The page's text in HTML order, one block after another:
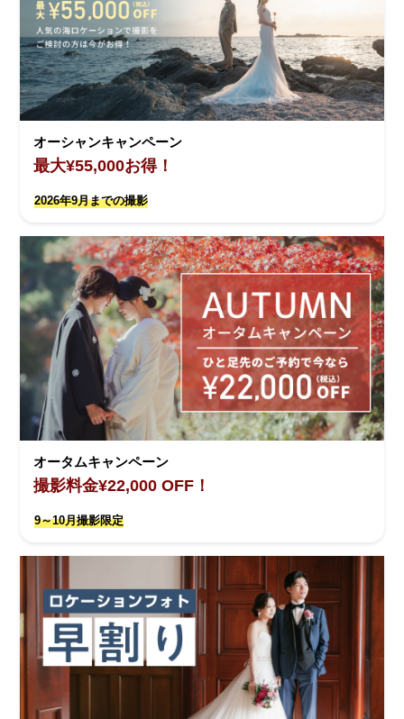
オーシャンキャンペーン
最大¥55,000お得！
2026年9月までの撮影
オータムキャンペーン
撮影料金¥22,000 OFF！
9～10月撮影限定